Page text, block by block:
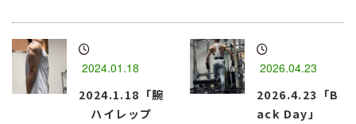
2024.01.18
2024.1.18「腕
ハイレップ
2026.04.23
2026.4.23「B
ack Day」